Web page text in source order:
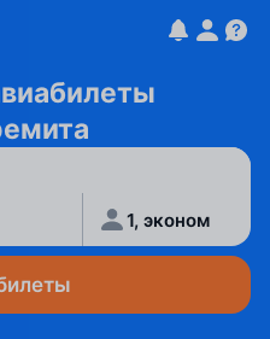
1, эконом